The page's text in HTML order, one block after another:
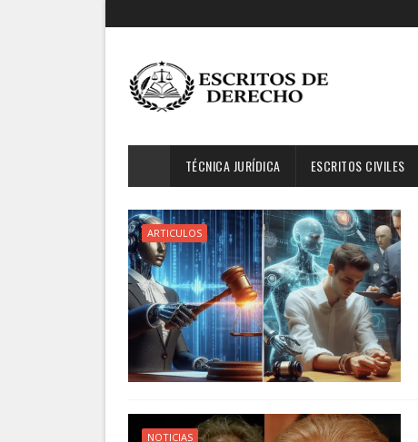
TÉCNICA JURÍDICA ESCRITOS CIVILES
ARTICULOS
NOTICIAS